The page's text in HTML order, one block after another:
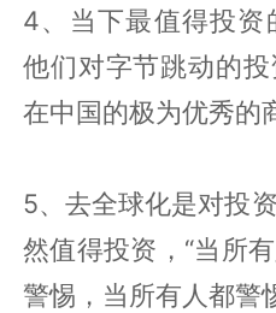
4、当下最值得投资
他们对字节跳动的
在中国的极为优秀的
5、去全球化是对投
然值得投资，“当所
警惕，当所有人都警